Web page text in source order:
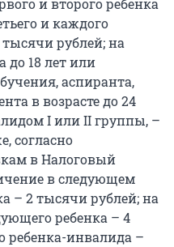
и второго ребенка
и каждого
рублей; на
до 18 лет или
аспиранта,
в возрасте до 24
I или II группы, –
согласно
в Налоговый
в следующем
– 2 тысячи рублей; на
ребенка – 4
ребенка-инвалида –